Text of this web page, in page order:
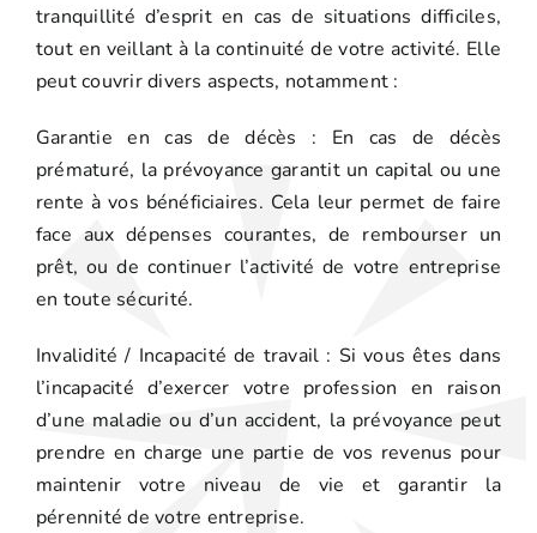
tranquillité d’esprit en cas de situations difficiles,
tout en veillant à la continuité de votre activité. Elle
peut couvrir divers aspects, notamment :
Garantie en cas de décès : En cas de décès
prématuré, la prévoyance garantit un capital ou une
rente à vos bénéficiaires. Cela leur permet de faire
face aux dépenses courantes, de rembourser un
prêt, ou de continuer l’activité de votre entreprise
en toute sécurité.
Invalidité / Incapacité de travail : Si vous êtes dans
l’incapacité d’exercer votre profession en raison
d’une maladie ou d’un accident, la prévoyance peut
prendre en charge une partie de vos revenus pour
maintenir votre niveau de vie et garantir la
pérennité de votre entreprise.